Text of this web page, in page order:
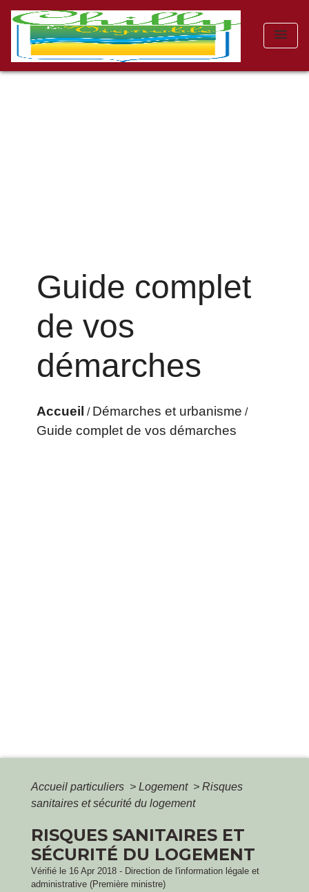
menu
Guide complet
de vos
démarches
Accueil / Démarches et urbanisme /
Guide complet de vos démarches
Accueil particuliers > Logement > Risques
sanitaires et sécurité du logement
RISQUES SANITAIRES ET
SÉCURITÉ DU LOGEMENT
Vérifié le 16 Apr 2018 - Direction de l'information légale et
administrative (Première ministre)